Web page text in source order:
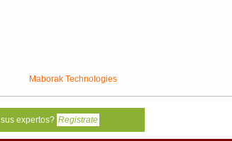
Maborak Technologies
expertos? Registrate